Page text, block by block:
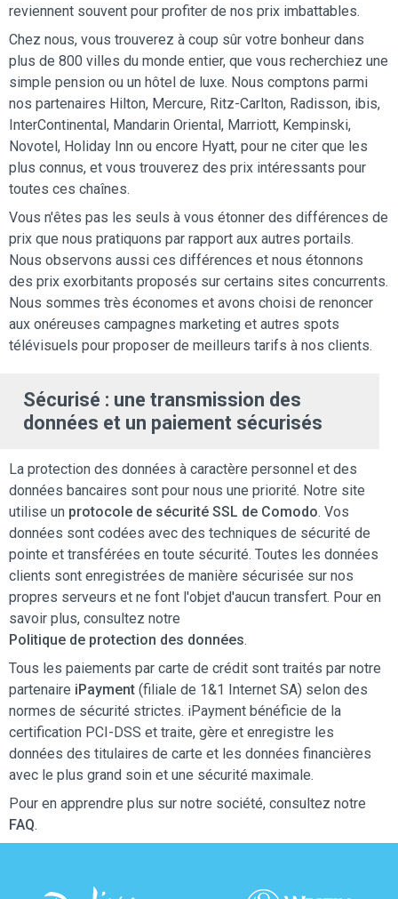
reviennent souvent pour profiter de nos prix imbattables.
Chez nous, vous trouverez à coup sûr votre bonheur dans
plus de 800 villes du monde entier, que vous recherchiez une
simple pension ou un hôtel de luxe. Nous comptons parmi
nos partenaires Hilton, Mercure, Ritz-Carlton, Radisson, ibis,
InterContinental, Mandarin Oriental, Marriott, Kempinski,
Novotel, Holiday Inn ou encore Hyatt, pour ne citer que les
plus connus, et vous trouverez des prix intéressants pour
toutes ces chaînes.
Vous n'êtes pas les seuls à vous étonner des différences de
prix que nous pratiquons par rapport aux autres portails.
Nous observons aussi ces différences et nous étonnons
des prix exorbitants proposés sur certains sites concurrents.
Nous sommes très économes et avons choisi de renoncer
aux onéreuses campagnes marketing et autres spots
télévisuels pour proposer de meilleurs tarifs à nos clients.
Sécurisé : une transmission des
données et un paiement sécurisés
La protection des données à caractère personnel et des
données bancaires sont pour nous une priorité. Notre site
utilise un protocole de sécurité SSL de Comodo. Vos
données sont codées avec des techniques de sécurité de
pointe et transférées en toute sécurité. Toutes les données
clients sont enregistrées de manière sécurisée sur nos
propres serveurs et ne font l'objet d'aucun transfert. Pour en
savoir plus, consultez notre
Politique de protection des données.
Tous les paiements par carte de crédit sont traités par notre
partenaire iPayment (filiale de 1&1 Internet SA) selon des
normes de sécurité strictes. iPayment bénéficie de la
certification PCI-DSS et traite, gère et enregistre les
données des titulaires de carte et les données financières
avec le plus grand soin et une sécurité maximale.
Pour en apprendre plus sur notre société, consultez notre
FAQ.